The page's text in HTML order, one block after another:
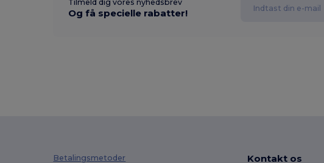
Tilmeld dig vores nyhedsbrev
Og få specielle rabatter!
Betalingsmetoder Kontakt os